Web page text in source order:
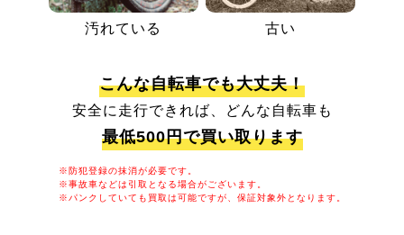
汚れている 古い
こんな自転車でも大丈夫！
安全に走行できれば、どんな自転車も
最低500円で買い取ります
※防犯登録の抹消が必要です。
※事故車などは引取となる場合がございます。
※パンクしていても買取は可能ですが、保証対象外となります。